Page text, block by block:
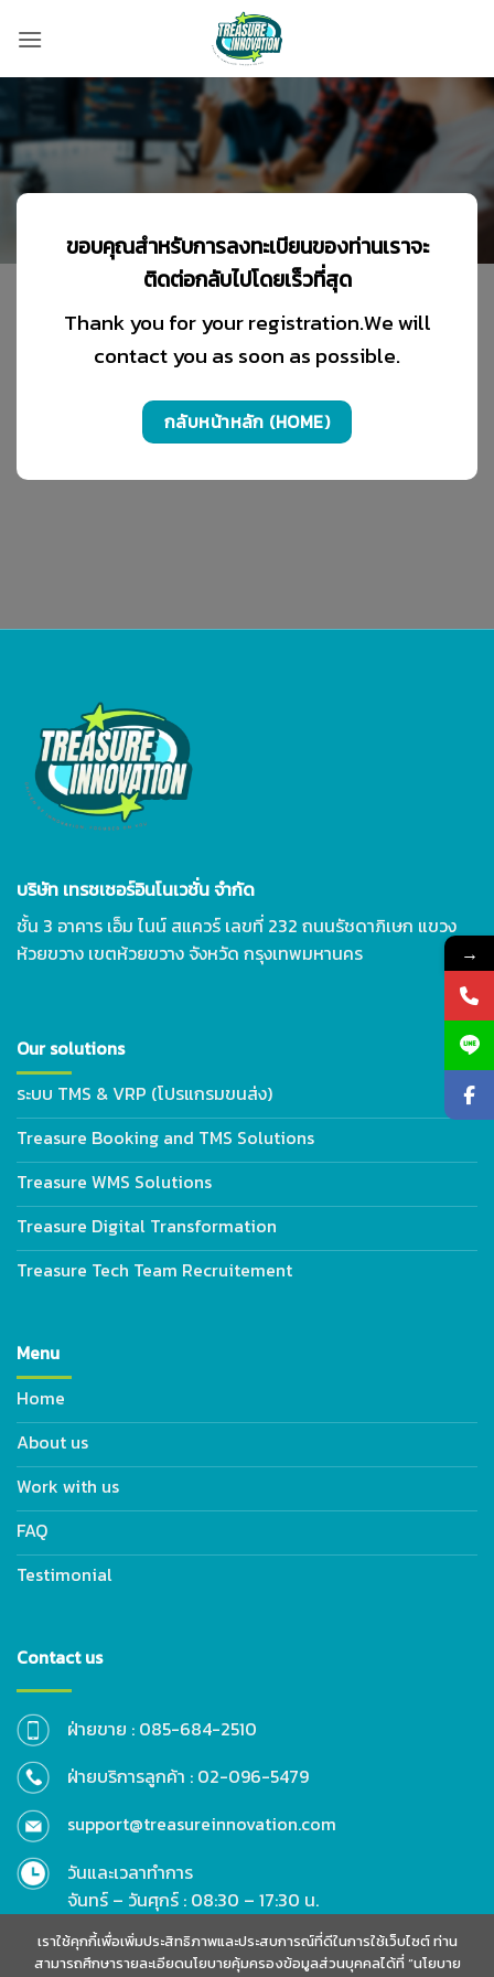
ขอบคุณสำหรับการลงทะเบียนของท่านเราจะ
ติดต่อกลับไปโดยเร็วที่สุด
Thank you for your registration.We will
contact you as soon as possible.
กลับหน้าหลัก (HOME)
บริษัท เทรชเชอร์อินโนเวชั่น จำกัด
ชั้น 3 อาคาร เอ็ม ไนน์ สแควร์ เลขที่ 232 ถนนรัชดาภิเษก แขวง
ห้วยขวาง เขตห้วยขวาง จังหวัด กรุงเทพมหานคร
Our solutions
ระบบ TMS & VRP (โปรแกรมขนส่ง)
Treasure Booking and TMS Solutions
Treasure WMS Solutions
Treasure Digital Transformation
Treasure Tech Team Recruitement
Menu
Home
About us
Work with us
FAQ
Testimonial
Contact us
ฝ่ายขาย : 085-684-2510
ฝ่ายบริการลูกค้า : 02-096-5479
support@treasureinnovation.com
วันและเวลาทำการ
จันทร์ – วันศุกร์ : 08:30 – 17:30 น.
เสาร์ – วันอาทิตย์ : 09:00 – 17:00 น.
→
เราใช้คุกกี้เพื่อเพิ่มประสิทธิภาพและประสบการณ์ที่ดีในการใช้เว็บไซต์ ท่าน
สามารถศึกษารายละเอียดนโยบายคุ้มครองข้อมูลส่วนบุคคลได้ที่ “นโยบาย